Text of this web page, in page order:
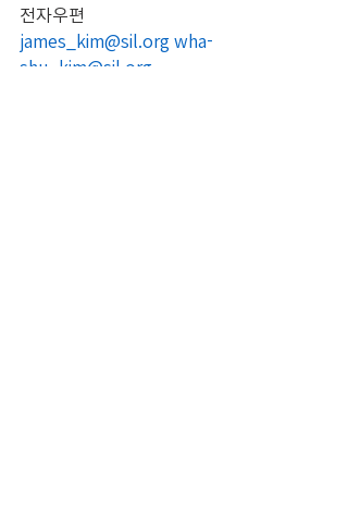
전자우편
james_kim@sil.org wha-
shu_kim@sil.org